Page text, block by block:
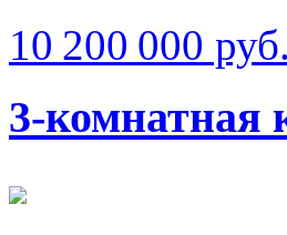
10 200 000 руб.
3-комнатная